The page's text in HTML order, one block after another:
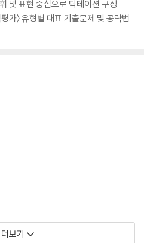
및 표현 중심으로 딕테이션 구성
가〉 유형별 대표 기출문제 및 공략법
보기